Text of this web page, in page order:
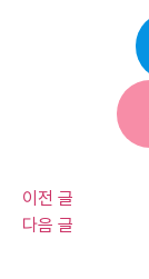
이전 글
다음 글